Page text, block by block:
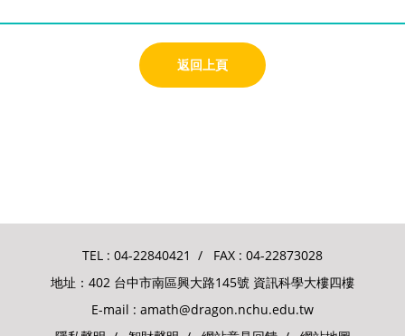
返回上頁
TEL : 04-22840421 / FAX : 04-22873028
地址：402 台中市南區興大路145號 資訊科學大樓四樓
E-mail : amath@dragon.nchu.edu.tw